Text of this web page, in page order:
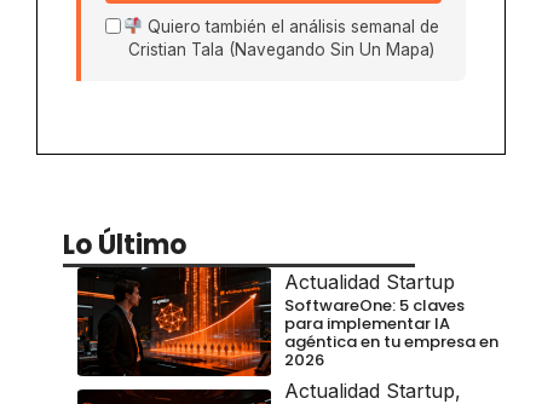
Quiero también el análisis semanal de
Cristian Tala (Navegando Sin Un Mapa)
Lo Último
Actualidad Startup
SoftwareOne: 5 claves
para implementar IA
agéntica en tu empresa en
2026
Actualidad Startup,